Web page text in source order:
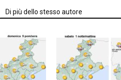
Di più dello stesso autore